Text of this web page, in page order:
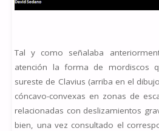
Tal y como señalaba
atención la forma de mordiscos
sureste de Clavius (arriba en el
cóncavo-convexas en zonas de
relacionadas con deslizamientos
bien, una vez consultado el